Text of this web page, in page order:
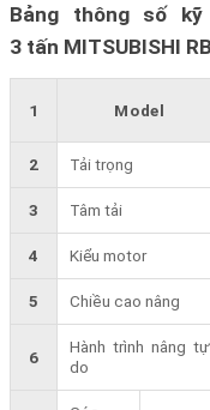
Bảng thông số
3 tấn MITSUBISHI
1 Model
2 Tải trọng
3 Tâm tải
4 Kiểu motor
5 Chiều cao nâng
6
Hành trình nâng tự
do